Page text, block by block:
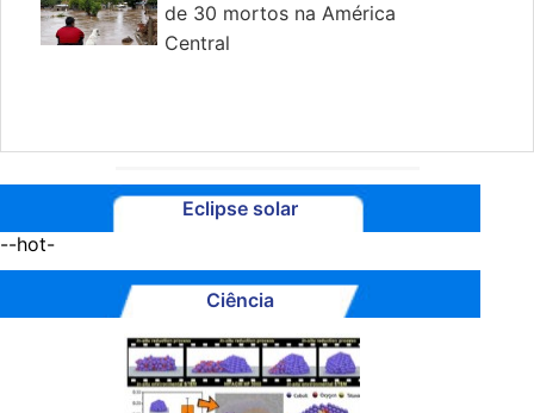
de 30 mortos na América
Central
Eclipse solar
--hot-
Ciência